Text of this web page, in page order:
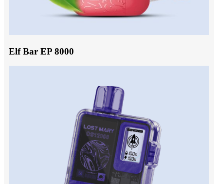
Elf Bar EP 8000